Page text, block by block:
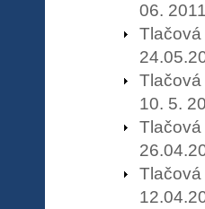
06. 2011
Tlačová
Tlačová
10. 5.
Tlačová
Tlačová